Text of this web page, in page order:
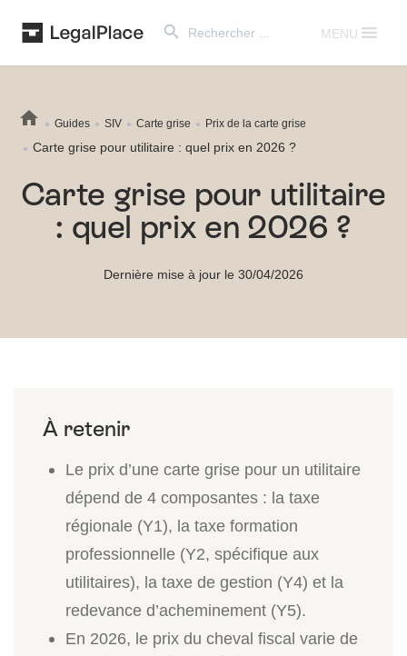
for:
MENU
Guides SIV Carte grise Prix de la carte grise
Carte grise pour utilitaire : quel prix en 2026 ?
Carte grise pour utilitaire
: quel prix en 2026 ?
Dernière mise à jour le 30/04/2026
Le prix d’une carte grise pour un utilitaire
dépend de 4 composantes : la taxe
régionale (Y1), la taxe formation
professionnelle (Y2, spécifique aux
utilitaires), la taxe de gestion (Y4) et la
redevance d’acheminement (Y5).
En 2026, le prix du cheval fiscal varie de